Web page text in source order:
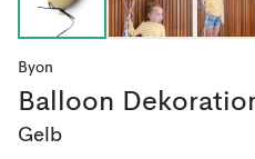
Byon
Balloon
Gelb